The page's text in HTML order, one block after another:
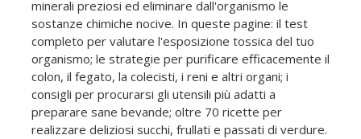
minerali preziosi ed eliminare dall'organismo le
sostanze chimiche nocive. In queste pagine: il test
completo per valutare l'esposizione tossica del tuo
organismo; le strategie per purificare efficacemente il
colon, il fegato, la colecisti, i reni e altri organi; i
consigli per procurarsi gli utensili più adatti a
preparare sane bevande; oltre 70 ricette per
realizzare deliziosi succhi, frullati e passati di verdure.